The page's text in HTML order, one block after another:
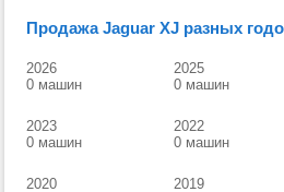
Продажа Jaguar XJ разных
2026
0 машин
2025
0 машин
2023
0 машин
2022
0 машин
2020
2019